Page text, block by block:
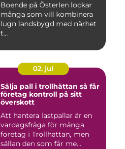
Boende på Österlen lockar
många som vill kombinera
lugn landsbygd med närhet
t...
02. jul
Sälja pall i trollhättan så får
företag kontroll på sitt
överskott
Att hantera lastpallar är en
vardagsfråga för många
företag i Trollhättan, men
sällan den som får me...